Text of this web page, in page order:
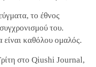
το έθνος
του.
καθόλου ομαλός.
στο Qiushi Journal,